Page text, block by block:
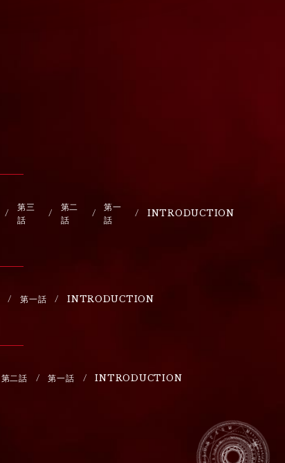
第三
話
第二
話
第一
話
INTRODUCTION
第一話 INTRODUCTION
第二話 第一話 INTRODUCTION